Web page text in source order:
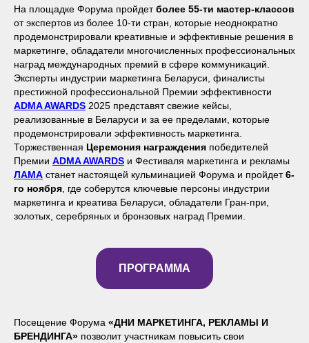
На площадке Форума пройдетболее 55-ти мастер-классов
от экспертов из более 10-ти стран, которые неоднократно
продемонстрировали креативные и эффективные решения в
маркетинге, обладатели многочисленных профессиональных
наград международных премий в сфере коммуникаций.
Эксперты индустрии маркетинга Беларуси, финалисты
престижной профессиональной Премии эффективности
ADMA AWARDS 2025 представят свежие кейсы,
реализованные в Беларуси и за ее пределами, которые
продемонстрировали эффективность маркетинга.
Торжественная Церемония награждения победителей
Премии ADMA AWARDS и Фестиваля маркетинга и рекламы
ЛАМА cтанет настоящей кульминацией Форума и пройдет6-
го ноября , где соберутся ключевые персоны индустрии
маркетинга и креатива Беларуси, обладатели Гран-при,
золотых, серебряных и бронзовых наград Премии.
ПРОГРАММА
Посещение Форума «ДНИ МАРКЕТИНГА, РЕКЛАМЫ И
БРЕНДИНГА» позволит участникам повысить свои